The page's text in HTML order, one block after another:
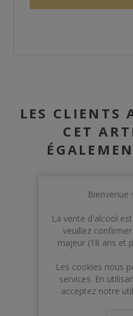
LES CLIENTS
CET
Bienvenue
La vente d'alcool
veuillez
majeur (18 ans et
Les cookies nous
services. En
acceptez notre